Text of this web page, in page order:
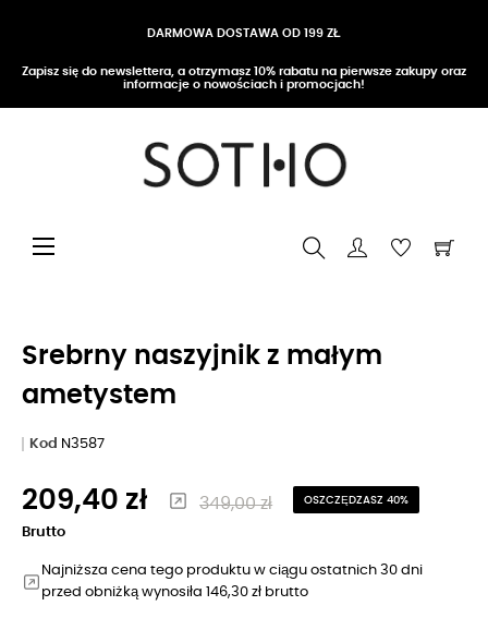
DARMOWA DOSTAWA OD 199 ZŁ
Zapisz się do newslettera, a otrzymasz 10% rabatu na pierwsze zakupy oraz
informacje o nowościach i promocjach!
Przełącz nawigację
☰
Srebrny naszyjnik z małym
ametystem
Kod N3587
209,40 zł 349,00 zł OSZCZĘDZASZ 40%
Brutto
Najniższa cena tego produktu w ciągu ostatnich 30 dni
przed obniżką wynosiła 146,30 zł brutto